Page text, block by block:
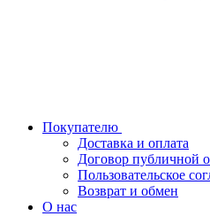
Покупателю
Доставка и оплата
Договор публичной
Пользовательское
Возврат и обмен
О нас